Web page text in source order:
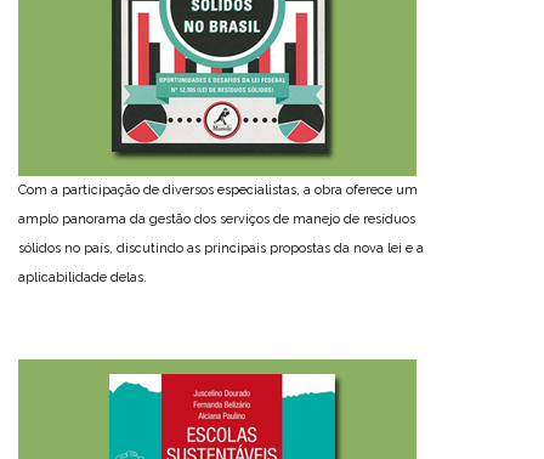
Com a participação de diversos especialistas, a obra oferece um
amplo panorama da gestão dos serviços de manejo de resíduos
sólidos no país, discutindo as principais propostas da nova lei e a
aplicabilidade delas.